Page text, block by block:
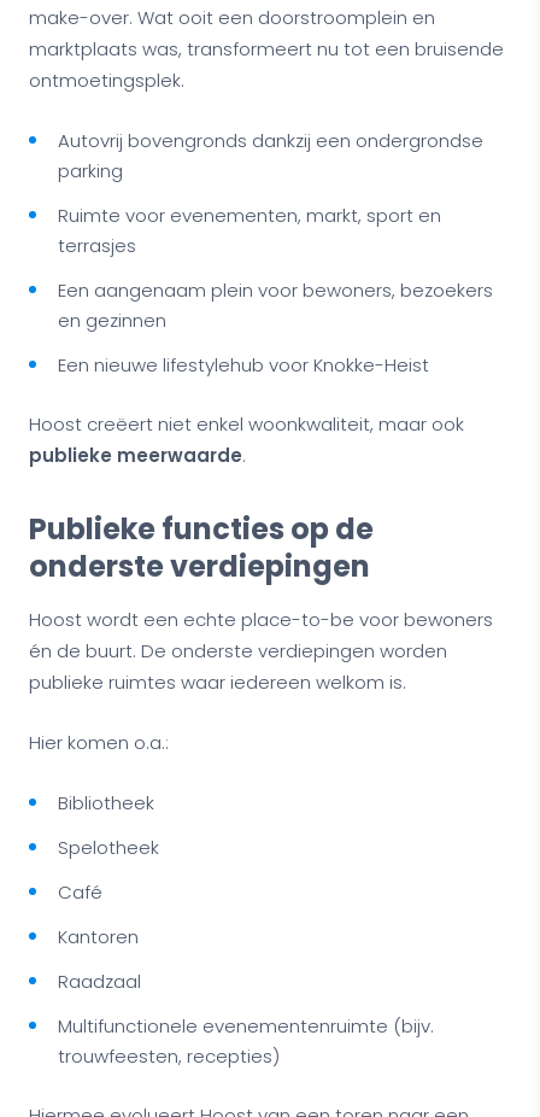
make-over. Wat ooit een doorstroomplein en
marktplaats was, transformeert nu tot een bruisende
ontmoetingsplek.
Autovrij bovengronds dankzij een ondergrondse
parking
Ruimte voor evenementen, markt, sport en
terrasjes
Een aangenaam plein voor bewoners, bezoekers
en gezinnen
Een nieuwe lifestylehub voor Knokke-Heist
Hoost creëert niet enkel woonkwaliteit, maar ook
publieke meerwaarde.
Publieke functies op de
onderste verdiepingen
Hoost wordt een echte place-to-be voor bewoners
én de buurt. De onderste verdiepingen worden
publieke ruimtes waar iedereen welkom is.
Hier komen o.a.:
Bibliotheek
Spelotheek
Café
Kantoren
Raadzaal
Multifunctionele evenementenruimte (bijv.
trouwfeesten, recepties)